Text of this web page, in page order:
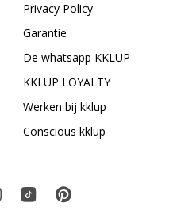
Privacy Policy
Garantie
De whatsapp KKLUP
KKLUP LOYALTY
Werken bij kklup
Conscious kklup